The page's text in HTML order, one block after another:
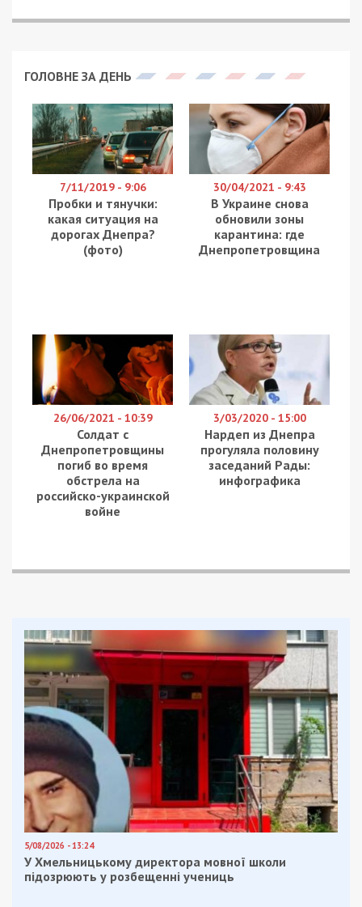
ГОЛОВНЕ ЗА ДЕНЬ
7/11/2019 - 9:06
Пробки и тянучки:
какая ситуация на
дорогах Днепра?
(фото)
30/04/2021 - 9:43
В Украине снова
обновили зоны
карантина: где
Днепропетровщина
26/06/2021 - 10:39
Солдат с
Днепропетровщины
погиб во время
обстрела на
российско-украинской
войне
3/03/2020 - 15:00
Нардеп из Днепра
прогуляла половину
заседаний Рады:
инфографика
5/08/2026 - 13:24
У Хмельницькому директора мовної школи
підозрюють у розбещенні учениць